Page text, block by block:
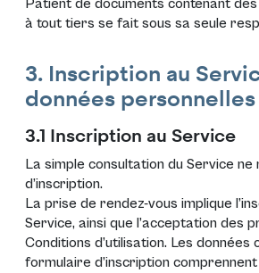
Patient de documents contenant
à tout tiers se fait sous sa seule
3. Inscription au
données personnelles
3.1 Inscription au Service
La simple consultation du Service ne
d’inscription.
La prise de rendez-vous implique
Service, ainsi que l’acceptation des
Conditions d’utilisation. Les données
formulaire d’inscription